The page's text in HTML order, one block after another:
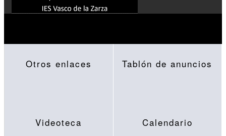
Otros enlaces Tablón de anuncios
Videoteca Calendario